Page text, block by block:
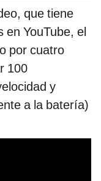
que tiene
en YouTube, el
por cuatro
100
y
a la batería)